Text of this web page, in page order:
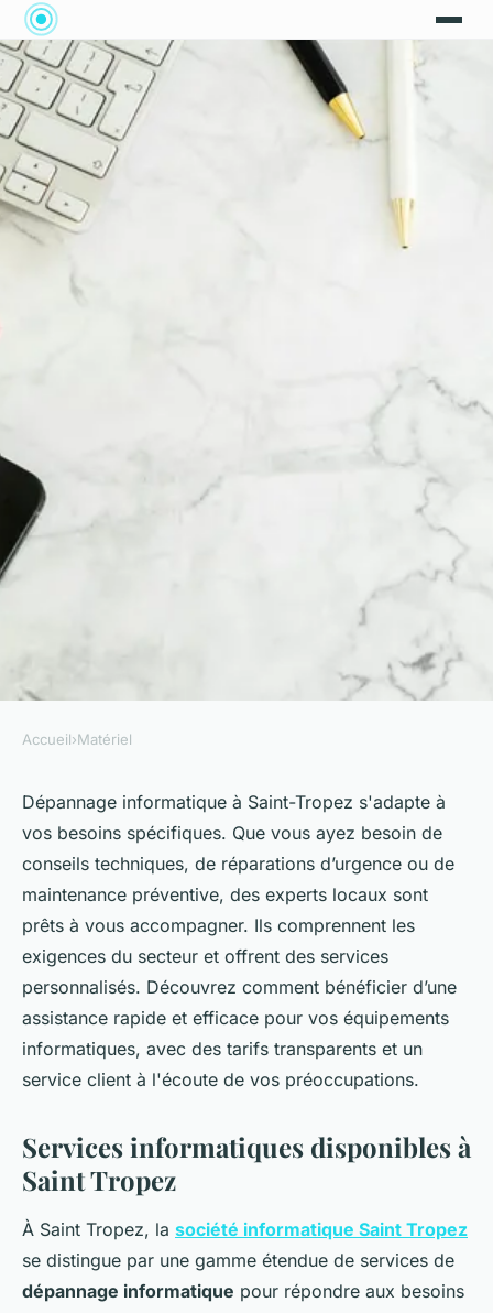
Dépannage informatique saint
tropez : services adaptés à vos
besoins
Lucas •5 novembre 2024•7 min de lecture
Accueil›Matériel
Dépannage informatique à Saint-Tropez s'adapte à
vos besoins spécifiques. Que vous ayez besoin de
conseils techniques, de réparations d’urgence ou de
maintenance préventive, des experts locaux sont
prêts à vous accompagner. Ils comprennent les
exigences du secteur et offrent des services
personnalisés. Découvrez comment bénéficier d’une
assistance rapide et efficace pour vos équipements
informatiques, avec des tarifs transparents et un
service client à l'écoute de vos préoccupations.
Services informatiques disponibles à
Saint Tropez
À Saint Tropez, la société informatique Saint Tropez
se distingue par une gamme étendue de services de
dépannage informatique pour répondre aux besoins